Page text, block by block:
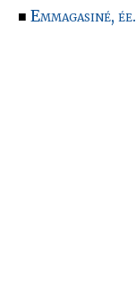
■ Emmagasiné, ée.